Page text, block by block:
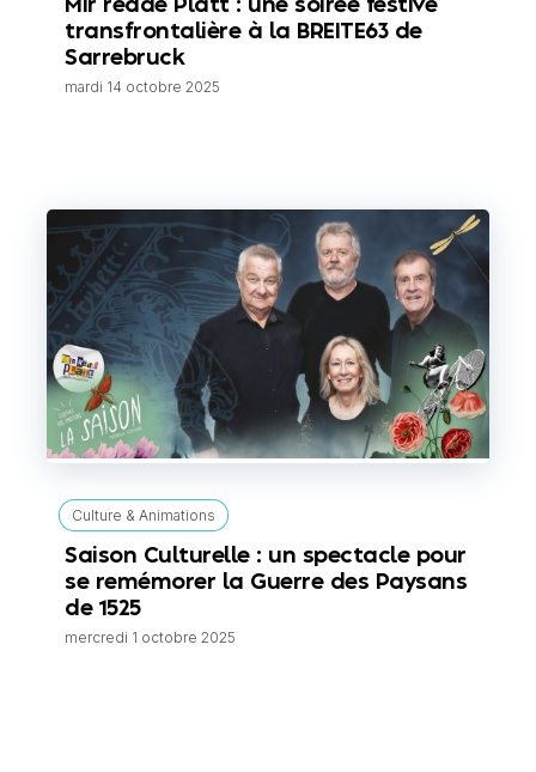
Mir redde Platt : une soirée festive
transfrontalière à la BREITE63 de
Sarrebruck
mardi 14 octobre 2025
Culture & Animations
Saison Culturelle : un spectacle pour
se remémorer la Guerre des Paysans
de 1525
mercredi 1 octobre 2025